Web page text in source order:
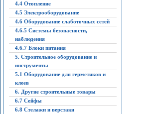
4.4 Отопление
4.5 Электрооборудование
4.6 Оборудование слаботочных сетей
4.6.5 Системы безопасности,
наблюдения
4.6.7 Блоки питания
5. Строительное оборудование и
инструменты
5.1 Оборудование для герметиков и
клеев
6. Другие строительные товары
6.7 Сейфы
6.8 Стелажи и верстаки